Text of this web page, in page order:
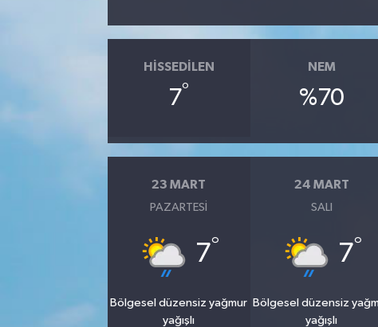
HISSEDILEN
7°
NEM
%70
23 MART
PAZARTESI
7°
Bölgesel düzensiz yağmur
yağışlı
24 MART
SALI
7°
Bölgesel düzensiz
yağışlı